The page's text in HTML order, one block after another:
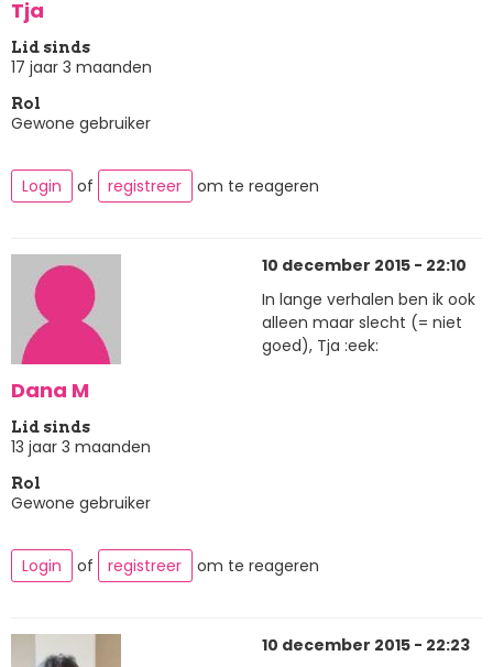
Tja
Lid sinds
17 jaar 3 maanden
Rol
Gewone gebruiker
Login of registreer om te reageren
Dana M
Lid sinds
13 jaar 3 maanden
Rol
Gewone gebruiker
10 december 2015 - 22:10
In lange verhalen ben ik ook
alleen maar slecht (= niet
goed), Tja :eek:
Login of registreer om te reageren
10 december 2015 - 22:23